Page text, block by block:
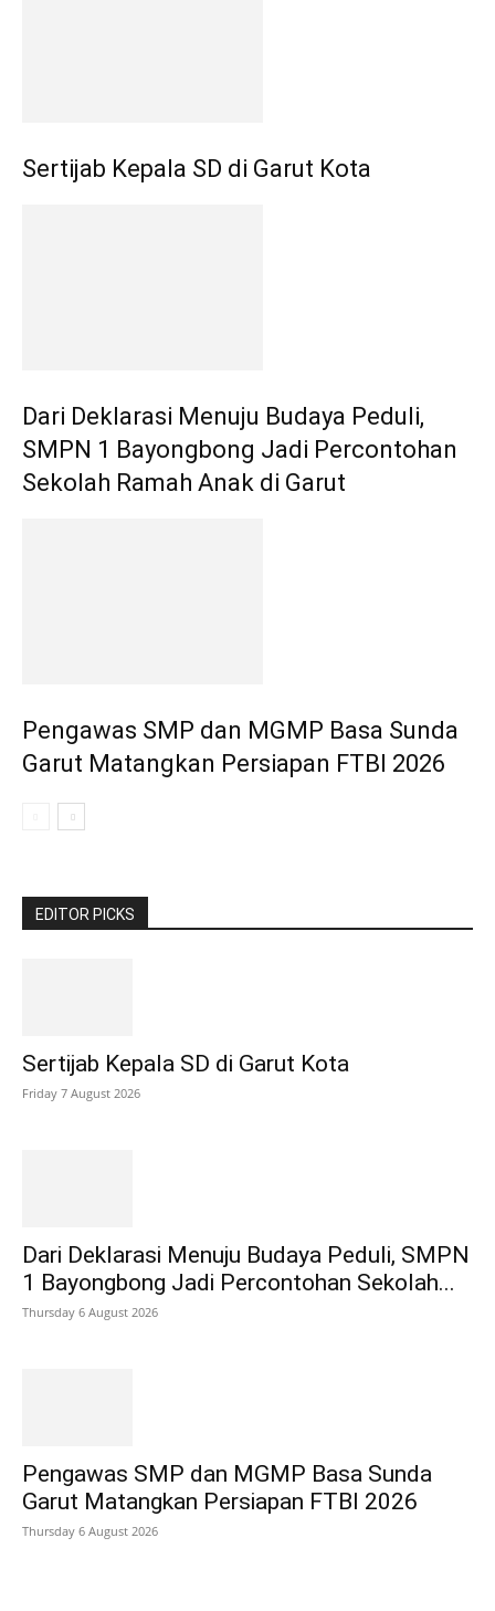
Sertijab Kepala SD di Garut Kota
Dari Deklarasi Menuju Budaya Peduli,
SMPN 1 Bayongbong Jadi Percontohan
Sekolah Ramah Anak di Garut
Pengawas SMP dan MGMP Basa Sunda
Garut Matangkan Persiapan FTBI 2026
EDITOR PICKS
Sertijab Kepala SD di Garut Kota
Friday 7 August 2026
Dari Deklarasi Menuju Budaya Peduli, SMPN
1 Bayongbong Jadi Percontohan Sekolah...
Thursday 6 August 2026
Pengawas SMP dan MGMP Basa Sunda
Garut Matangkan Persiapan FTBI 2026
Thursday 6 August 2026